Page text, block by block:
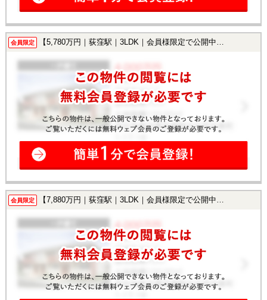
会員限定 【5,780万円｜荻窪駅｜3LDK｜会員様限定で公開中！】
会員限定 【7,880万円｜荻窪駅｜3LDK｜会員様限定で公開中！】